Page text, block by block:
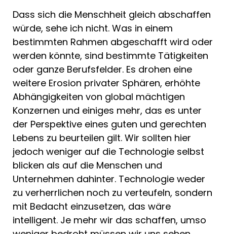
Dass sich die Menschheit gleich abschaffen
würde, sehe ich nicht. Was in einem
bestimmten Rahmen abgeschafft wird oder
werden könnte, sind bestimmte Tätigkeiten
oder ganze Berufsfelder. Es drohen eine
weitere Erosion privater Sphären, erhöhte
Abhängigkeiten von global mächtigen
Konzernen und einiges mehr, das es unter
der Perspektive eines guten und gerechten
Lebens zu beurteilen gilt. Wir sollten hier
jedoch weniger auf die Technologie selbst
blicken als auf die Menschen und
Unternehmen dahinter. Technologie weder
zu verherrlichen noch zu verteufeln, sondern
mit Bedacht einzusetzen, das wäre
intelligent. Je mehr wir das schaffen, umso